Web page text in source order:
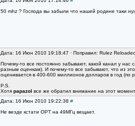
50 mhz ? Господа вы забыли что нашей родине таки
Дата: 16 Июн 2010 19:18:47 · Поправил: Rulez
Почему-то все постоянно забывают, какой канал у
разным оценкам). И почему-то все забывают, что из
оценивается в 400-600 миллионов долларов в год (по
P.S.
Хотя papazol все же обратил внимание на этот
Дата: 16 Июн 2010 19:22:38 #
Не везде кстати ОРТ на 49МГц вещает.